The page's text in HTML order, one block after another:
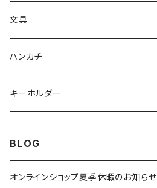
文具
ハンカチ
キーホルダー
BLOG
オンラインショップ夏季休暇のお知らせ